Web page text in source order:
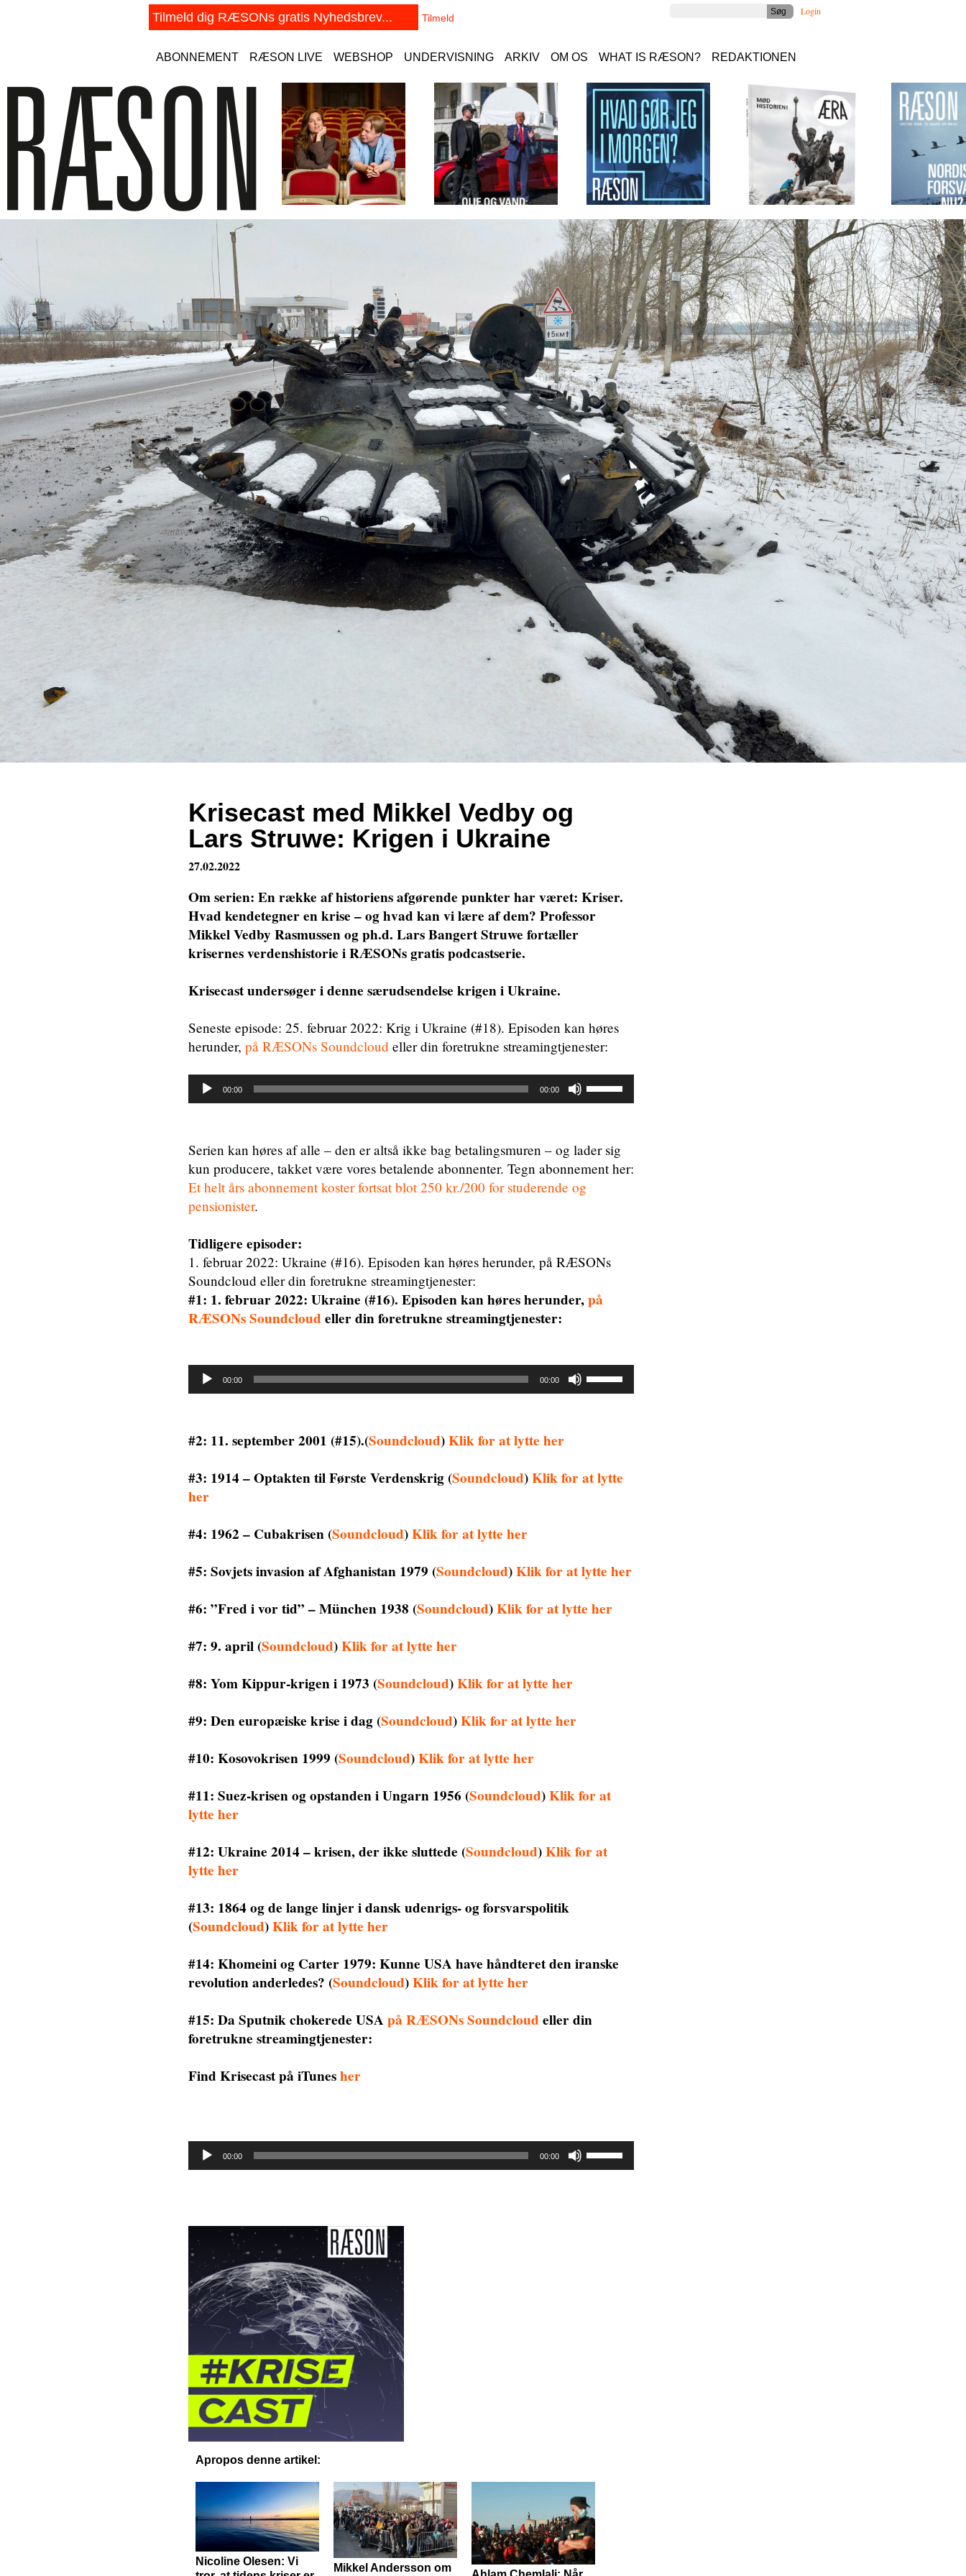
Login
ABONNEMENT RÆSON LIVE WEBSHOP UNDERVISNING ARKIV OM OS WHAT IS RÆSON? REDAKTIONEN
Krisecast med Mikkel Vedby og
Lars Struwe: Krigen i Ukraine
27.02.2022
Om serien: En række af historiens afgørende punkter har været: Kriser.
Hvad kendetegner en krise – og hvad kan vi lære af dem? Professor
Mikkel Vedby Rasmussen og ph.d. Lars Bangert Struwe fortæller
krisernes verdenshistorie i RÆSONs gratis podcastserie.
Krisecast undersøger i denne særudsendelse krigen i Ukraine.
Seneste episode: 25. februar 2022: Krig i Ukraine (#18). Episoden kan høres
herunder, på RÆSONs Soundcloud eller din foretrukne streamingtjenester:
Lydafspiller
00:00 00:00
Brug
op/ned
at
skrue
lyden.
Serien kan høres af alle – den er altså ikke bag betalingsmuren – og lader sig
kun producere, takket være vores betalende abonnenter. Tegn abonnement her:
Et helt års abonnement koster fortsat blot 250 kr./200 for studerende og
pensionister.
Tidligere episoder:
1. februar 2022: Ukraine (#16). Episoden kan høres herunder, på RÆSONs
Soundcloud eller din foretrukne streamingtjenester:
#1: 1. februar 2022: Ukraine (#16). Episoden kan høres herunder,på
RÆSONs Soundcloudeller din foretrukne streamingtjenester:
Lydafspiller
00:00 00:00
Brug
op/ned
op
#2: 11. september 2001 (#15).(Soundcloud)Klik for at lytte her
#3: 1914 – Optakten til Første Verdenskrig (Soundcloud)Klik for at lytte
her
#4: 1962 – Cubakrisen (Soundcloud)Klik for at lytte her
#5: Sovjets invasion af Afghanistan 1979 (Soundcloud)Klik for at lytte her
#6: ”Fred i vor tid” – München 1938 (Soundcloud)Klik for at lytte her
#7: 9. april (Soundcloud)Klik for at lytte her
#8: Yom Kippur-krigen i 1973 (Soundcloud)Klik for at lytte her
#9: Den europæiske krise i dag (Soundcloud)Klik for at lytte her
#10: Kosovokrisen 1999 (Soundcloud)Klik for at lytte her
#11: Suez-krisen og opstanden i Ungarn 1956 (Soundcloud)Klik for at
lytte her
#12: Ukraine 2014 – krisen, der ikke sluttede (Soundcloud)Klik for at
lytte her
#13: 1864 og de lange linjer i dansk udenrigs- og forsvarspolitik
(Soundcloud)Klik for at lytte her
#14: Khomeini og Carter 1979: Kunne USA have håndteret den iranske
revolution anderledes? (Soundcloud)Klik for at lytte her
#15: Da Sputnik chokerede USApå RÆSONs Soundcloudeller din
foretrukne streamingtjenester:
Find Krisecast på iTunesher
Lydafspiller
00:00 00:00
Brug
op/ned
Apropos denne artikel:
Nicoline Olesen: Vi
Mikkel Andersson om